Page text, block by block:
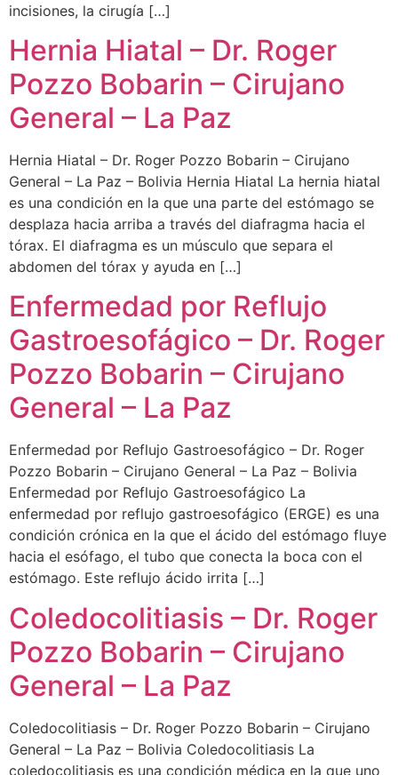
incisiones, la cirugía […]
Hernia Hiatal – Dr. Roger
Pozzo Bobarin – Cirujano
General – La Paz
Hernia Hiatal – Dr. Roger Pozzo Bobarin – Cirujano
General – La Paz – Bolivia Hernia Hiatal La hernia hiatal
es una condición en la que una parte del estómago se
desplaza hacia arriba a través del diafragma hacia el
tórax. El diafragma es un músculo que separa el
abdomen del tórax y ayuda en […]
Enfermedad por Reflujo
Gastroesofágico – Dr. Roger
Pozzo Bobarin – Cirujano
General – La Paz
Enfermedad por Reflujo Gastroesofágico – Dr. Roger
Pozzo Bobarin – Cirujano General – La Paz – Bolivia
Enfermedad por Reflujo Gastroesofágico La
enfermedad por reflujo gastroesofágico (ERGE) es una
condición crónica en la que el ácido del estómago fluye
hacia el esófago, el tubo que conecta la boca con el
estómago. Este reflujo ácido irrita […]
Coledocolitiasis – Dr. Roger
Pozzo Bobarin – Cirujano
General – La Paz
Coledocolitiasis – Dr. Roger Pozzo Bobarin – Cirujano
General – La Paz – Bolivia Coledocolitiasis La
coledocolitiasis es una condición médica en la que uno